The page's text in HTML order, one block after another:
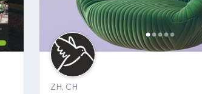
ZH, CH